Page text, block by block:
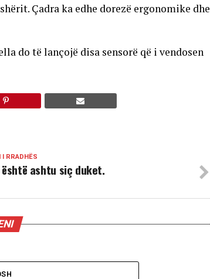
Çadra ka edhe dorezë ergonomike dhe
do të lançojë disa sensorë që i vendosen
I RRADHËS
është ashtu siç duket.